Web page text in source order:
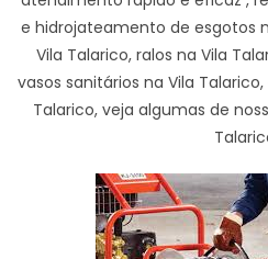
e hidrojateamento de esgotos
Vila Talarico, ralos na Vila
vasos sanitários na Vila
Talarico, veja algumas de